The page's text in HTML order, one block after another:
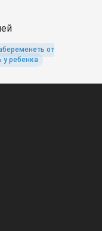
от
ребенка